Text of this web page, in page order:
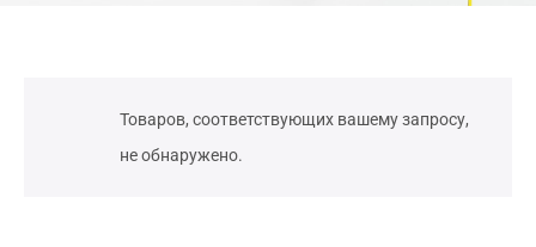
Товаров, соответствующих вашему запросу,
не обнаружено.